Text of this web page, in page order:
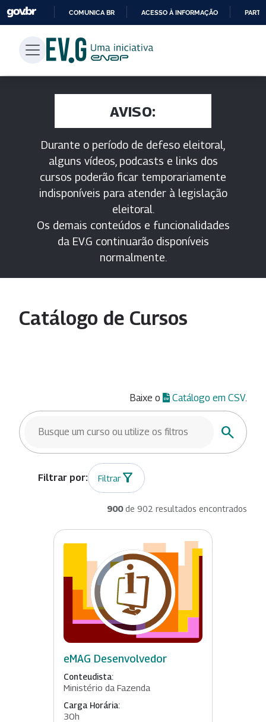
PARA
CONTEÚDO
COMUNICA BR ACESSO À INFORMAÇÃO
AVISO:
Durante o período de defeso eleitoral,
alguns vídeos, podcasts e links dos
cursos poderão ficar temporariamente
indisponíveis para atender à legislação
eleitoral.
Os demais conteúdos e funcionalidades
da EV.G continuarão disponíveis
normalmente.
Catálogo de Cursos
Baixe o Catálogo em CSV.
BUSCAR CURSOS
Buscar
Filtrar
900de 902 resultados encontrados
eMAG Desenvolvedor
Conteudista:
Ministério da Fazenda
Carga Horária:
30h